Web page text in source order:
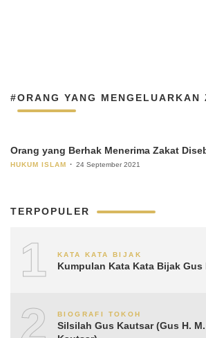
#ORANG YANG MENGELUARKAN
Orang yang Berhak Menerima Zakat
HUKUM ISLAM 24 September 2021
TERPOPULER
1 KATA KATA BIJAK
Kumpulan Kata Kata Bijak Gus
2 BIOGRAFI TOKOH
Silsilah Gus Kautsar (Gus H.